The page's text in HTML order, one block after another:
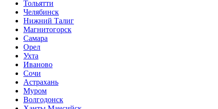
Тольятти
Челябинск
Нижний Талиг
Магнитогорск
Самара
Орел
Ухта
Иваново
Сочи
Астрахань
Муром
Волгодонск